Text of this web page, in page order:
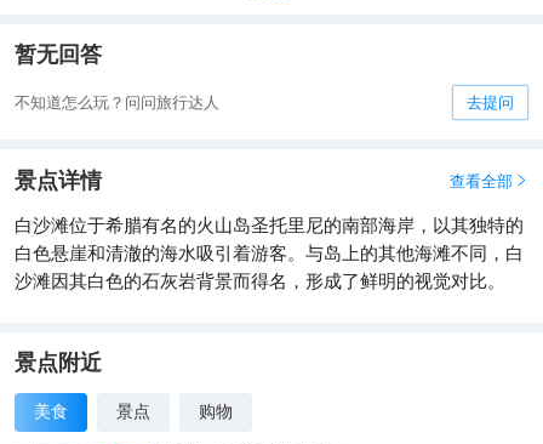
暂无回答
不知道怎么玩？问问旅行达人 去提问
景点详情 查看全部 
白沙滩位于希腊有名的火山岛圣托里尼的南部海岸，以其独特的
白色悬崖和清澈的海水吸引着游客。与岛上的其他海滩不同，白
沙滩因其白色的石灰岩背景而得名，形成了鲜明的视觉对比。
景点附近
美食 景点 购物